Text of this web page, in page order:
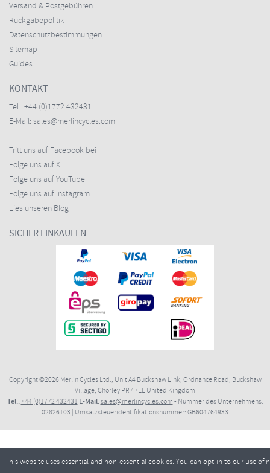
Versand & Postgebühren
Rückgabepolitik
Datenschutzbestimmungen
Sitemap
Guides
KONTAKT
Tel.: +44 (0)1772 432431
E-Mail: sales@merlincycles.com
Tritt uns auf Facebook bei
Folge uns auf X
Folge uns auf YouTube
Folge uns auf Instagram
Lies unseren Blog
SICHER EINKAUFEN
Copyright ©2026Merlin Cycles Ltd., Unit A4 Buckshaw Link, Ordnance Road, Buckshaw
Village, Chorley PR7 7EL United Kingdom
Tel.:+44 (0)1772 432431 E-Mail:sales@merlincycles.com- Nummer des Unternehmens:
02826103 | Umsatzsteueridentifikationsnummer:GB604764933
This website uses essential and non-essential cookies. You can opt-in to our use of